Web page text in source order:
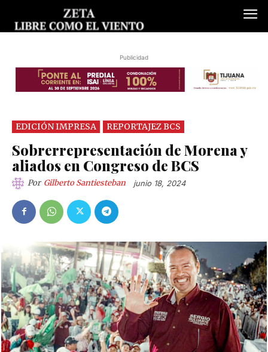
Publicidad
EDICIÓN IMPRESA REPORTAJEZ BCS
Sobrerrepresentación de Morena y
aliados en Congreso de BCS
Por Gilberto Santiesteban junio 18, 2024